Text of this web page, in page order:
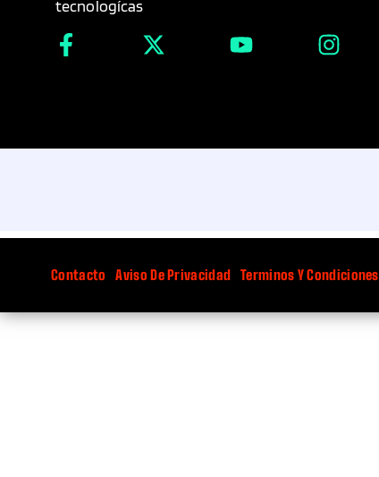
tecnologícas
Contacto Aviso De Privacidad Terminos Y Condiciones